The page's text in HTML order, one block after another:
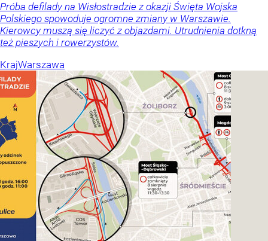
Próba defilady na Wisłostradzie z okazji Święta Wojska
Polskiego spowoduje ogromne zmiany w Warszawie.
Kierowcy muszą się liczyć z objazdami. Utrudnienia dotkną
też pieszych i rowerzystów.
KrajWarszawa